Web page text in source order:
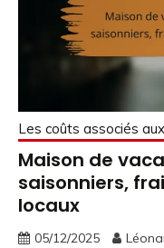
Les coûts associés
Maison de
saisonniers,
locaux
05/12/2025